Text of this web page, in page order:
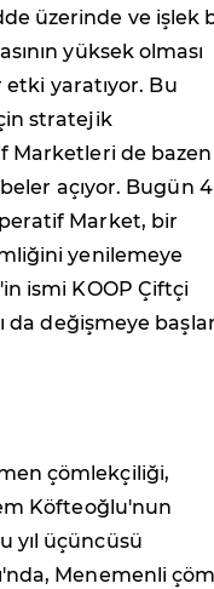
üzerinde ve işlek
yüksek olması
yaratıyor. Bu
stratejik
Marketleri de bazen
açıyor. Bugün 4
Market, bir
yenilemeye
ismi KOOP Çiftçi
değişmeye
çömlekçiliği,
Köfteoğlu'nun
yıl üçüncüsü
Menemenli